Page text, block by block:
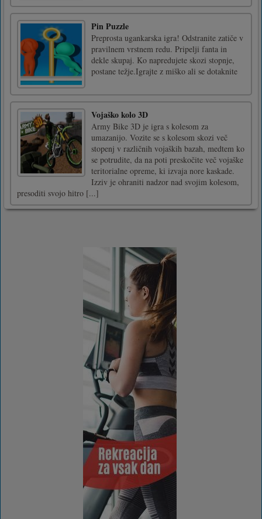
Pin Puzzle
Preprosta ugankarska igra! Odstranite zatiče v
pravilnem vrstnem redu. Pripelji fanta in
dekle skupaj. Ko napredujete skozi stopnje,
postane težje.Igrajte z miško ali se dotaknite
Vojaško kolo 3D
Army Bike 3D je igra s kolesom za
umazanijo. Vozite se s kolesom skozi več
stopenj v različnih vojaških bazah, medtem ko
se potrudite, da na poti preskočite več vojaške
teritorialne opreme, ki izvaja nore kaskade.
Izziv je ohraniti nadzor nad svojim kolesom,
presoditi svojo hitro [...]